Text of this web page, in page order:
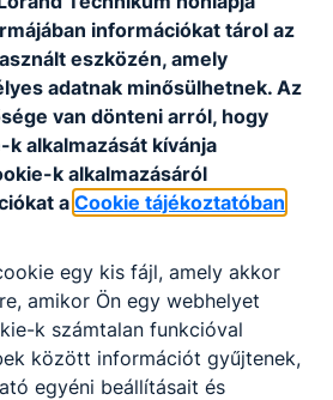
alapján, szakképző
által egyaránt
rövidebb időtartamú,
ráépülő vagy egyéb speciális
keretében
alkotják.
után a képzésben
vizsgaközpontban képesítő
eredményeként kiállított
államilag elismert, önálló
nem biztosító szakképesítést
információkat tárol az
eszközén, amely
adatnak minősülhetnek. Az
van dönteni arról, hogy
alkalmazását kívánja
k alkalmazásáról
a Cookie tájékoztatóban
egy kis fájl, amely akkor
amikor Ön egy webhelyet
k számtalan funkcióval
között információt gyűjtenek,
egyéni beállításait és